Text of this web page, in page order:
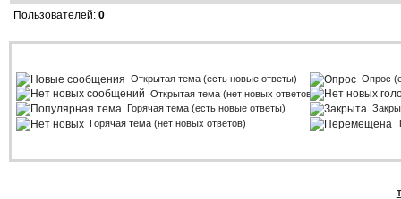
Пользователей: 0
Открытая тема (есть новые ответы)
Открытая тема (нет новых ответов)
Горячая тема (есть новые ответы)
Горячая тема (нет новых ответов)
Опрос